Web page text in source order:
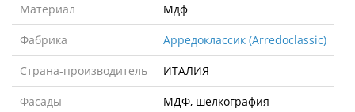
Материал Мдф
Фабрика Арредоклассик (Arredoclassic)
Страна-производитель ИТАЛИЯ
Фасады МДФ, шелкография